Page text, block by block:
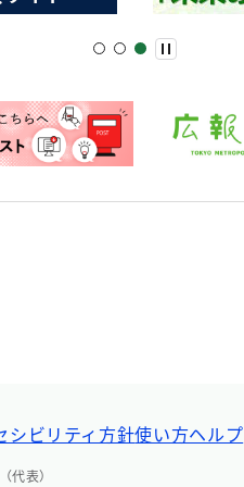
シビリティ方針使い方ヘルプ
代表）